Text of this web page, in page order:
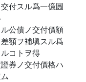
付スル爲一億圓
公債ノ交付價額
額ヲ補塡スル爲
コトヲ得
券ノ交付價格ハ